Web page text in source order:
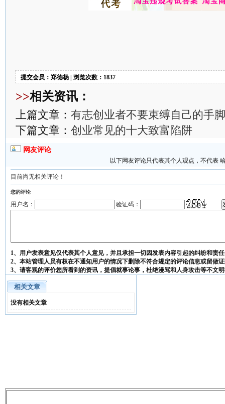
提交会员：郑德杨 | 浏览次数：1837
>>相关资讯：
上篇文章： 有志创业者不要束缚自己的手脚
下篇文章： 创业常见的十大致富陷阱
网友评论
以下网友评论只代表其个人观点，不代表
目前尚无相关评论！
您的评论
用户名： 验证码：
1、用户发表意见仅代表其个人意见，并且承担一切因发表内容引起的纠纷和责
2、本站管理人员有权在不通知用户的情况下删除不符合规定的评论信息或留做
3、请客观的评价您所看到的资讯，提倡就事论事，杜绝漫骂和人身攻击等不文
相关文章
没有相关文章